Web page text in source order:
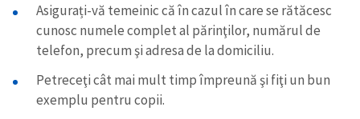
Asigurați-vă temeinic că în cazul în care se rătăcesc
cunosc numele complet al părinţilor, numărul de
telefon, precum şi adresa de la domiciliu.
Petreceţi cât mai mult timp împreună şi fiţi un bun
exemplu pentru copii.